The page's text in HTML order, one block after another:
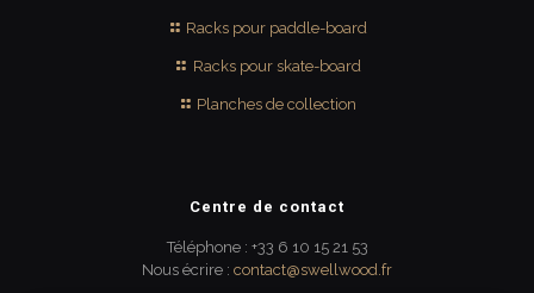
Racks pour paddle-board
Racks pour skate-board
Planches de collection
Centre de contact
Téléphone : +33 6 10 15 21 53
Nous écrire : contact@swellwood.fr